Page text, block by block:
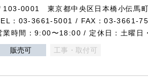
103-0001 東京都中央区日本橋小伝馬
：03-3661-5001 / FAX：03-3661-
業時間：9:00〜18:00 / 定休日：土曜日
販売可 工事・取付可